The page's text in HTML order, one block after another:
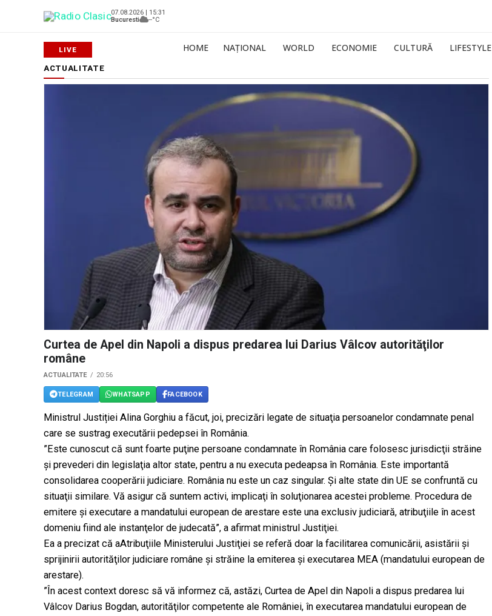
07.08.2026 | 15:31
Bucuresti
--°C
HOME NAȚIONAL WORLD ECONOMIE CULTURĂ LIFESTYLE
ACTUALITATE
Curtea de Apel din Napoli a dispus predarea lui Darius Vâlcov autorităţilor
române
ACTUALITATE 20:56
TELEGRAM WHATSAPP FACEBOOK
Ministrul Justiției Alina Gorghiu a făcut, joi, precizări legate de situaţia persoanelor condamnate penal
care se sustrag executării pedepsei în România.
”‭Este cunoscut că sunt foarte puţine persoane condamnate în România care‬ folosesc jurisdicţii străine
şi prevederi din legislaţia altor state, pentru a nu executa pedeapsa în România. ‭Este importantă
consolidarea cooperării judiciare. România nu este un caz‬ singular. Şi alte state din UE se confruntă cu
situaţii similare. ‭Vă asigur că suntem activi, implicaţi în soluţionarea acestei probleme. ‬‭Procedura de
emitere şi executare a mandatului european de arestare este‬ una exclusiv judiciară‭, atribuţiile în acest
domeniu fiind ale instanţelor de‬ judecată”, a afirmat ministrul Justiţiei.
Ea a precizat că aAtribuţiile‭ ‬Ministerului‭ ‬Justiţiei‭ ‬se‭ ‬referă‭ ‬doar‭ ‬‬la‭ ‬‬facilitarea‬ comunicării,‭ ‬asistării‭ ‬şi‭
‬sprijinirii‭ ‬‬autorităţilor‭ ‬judiciare‭ ‬române‭‭ ‬şi străine la emiterea şi executarea MEA ‭(mandatului european de
arestare).‬
”În acest context doresc să vă informez că, astăzi, Curtea de Apel din Napoli a dispus predarea lui
Vâlcov Darius Bogdan, autorităţilor competente ale României, în executarea mandatului european de